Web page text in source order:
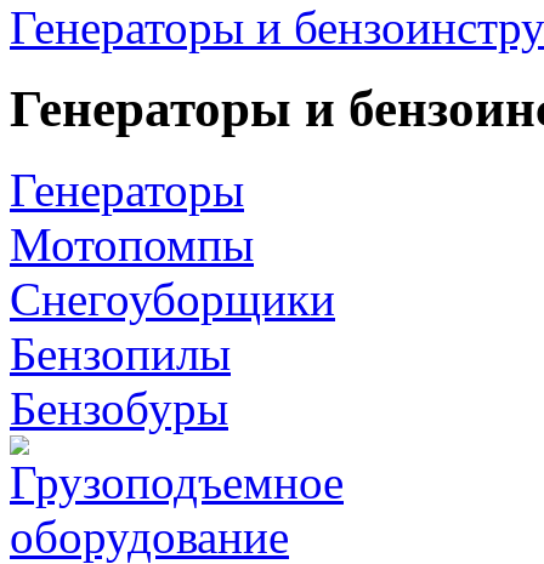
Генераторы и
Генераторы и
Генераторы
Мотопомпы
Снегоуборщики
Бензопилы
Бензобуры